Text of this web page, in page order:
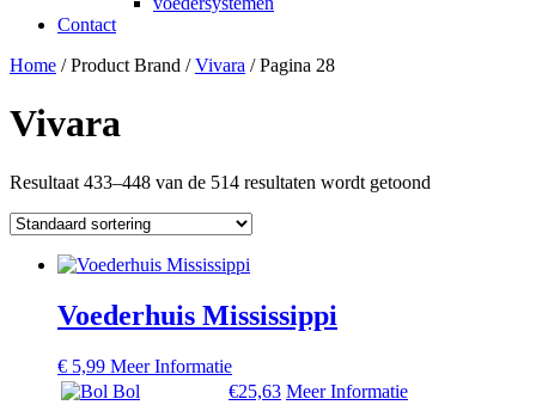
Contact
Home / Product Brand /Vivara / Pagina 28
Vivara
Resultaat 433–448 van de 514 resultaten wordt getoond
Voederhuis Mississippi
€ 5,99 Meer Informatie
Bol
€25,63 Meer Informatie